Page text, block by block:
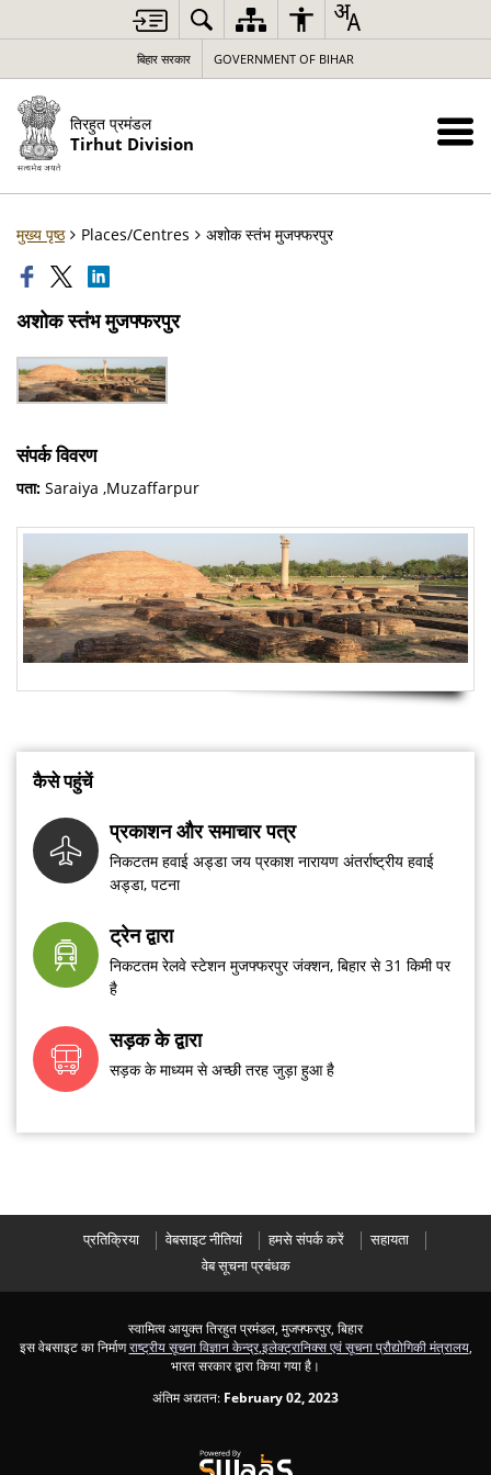
बिहार सरकार GOVERNMENT OF BIHAR
तिरहुत प्रमंडल
Tirhut Division
मुख्य पृष्ठ Places/Centres अशोक स्तंभ मुजफ्फरपुर
अशोक स्तंभ मुजफ्फरपुर
संपर्क विवरण
पता: Saraiya ,Muzaffarpur
कैसे पहुंचें
प्रकाशन और समाचार पत्र
निकटतम हवाई अड्डा जय प्रकाश नारायण अंतर्राष्ट्रीय हवाई
अड्डा, पटना
ट्रेन द्वारा
निकटतम रेलवे स्टेशन मुजफ्फरपुर जंक्शन, बिहार से 31 किमी पर
है
सड़क के द्वारा
सड़क के माध्यम से अच्छी तरह जुड़ा हुआ है
प्रतिक्रिया वेबसाइट नीतियां हमसे संपर्क करें
सहायता
वेब सूचना प्रबंधक
स्वामित्व आयुक्त तिरहुत प्रमंडल, मुजफ्फरपुर, बिहार
इस वेबसाइट का निर्माणराष्ट्रीय सूचना विज्ञान केन्द्र,इलेक्ट्रानिक्स एवं सूचना प्रौद्योगिकी मंत्रालय,
भारत सरकार द्वारा किया गया है।
अंतिम अद्यतन: February 02, 2023